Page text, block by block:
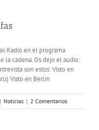
Radio en el programa
la cadena. Os dejo el audio:
son estos: Visto en
Visto en Berlin
| Noticias | 2 Comentarios